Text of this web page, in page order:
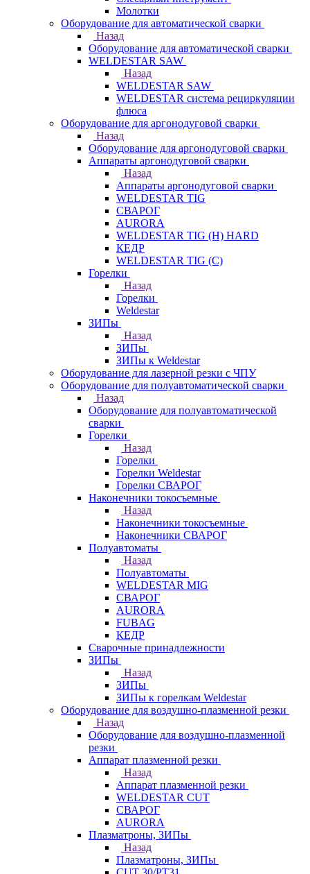
Молотки
Оборудование для автоматической сварки
Назад
Оборудование для автоматической сварки
WELDESTAR SAW
Назад
WELDESTAR SAW
WELDESTAR система рециркуляции
флюса
Оборудование для аргонодуговой сварки
Назад
Оборудование для аргонодуговой сварки
Аппараты аргонодуговой сварки
Назад
Аппараты аргонодуговой сварки
WELDESTAR TIG
СВАРОГ
AURORA
WELDESTAR TIG (H) HARD
КЕДР
WELDESTAR TIG (С)
Горелки
Назад
Горелки
Weldestar
ЗИПы
Назад
ЗИПы
ЗИПы к Weldestar
Оборудование для лазерной резки с ЧПУ
Оборудование для полуавтоматической сварки
Назад
Оборудование для полуавтоматической
сварки
Горелки
Назад
Горелки
Горелки Weldestar
Горелки СВАРОГ
Наконечники токосъемные
Назад
Наконечники токосъемные
Наконечники СВАРОГ
Полуавтоматы
Назад
Полуавтоматы
WELDESTAR MIG
СВАРОГ
AURORA
FUBAG
КЕДР
Сварочные принадлежности
ЗИПы
Назад
ЗИПы
ЗИПы к горелкам Weldestar
Оборудование для воздушно-плазменной резки
Назад
Оборудование для воздушно-плазменной
резки
Аппарат плазменной резки
Назад
Аппарат плазменной резки
WELDESTAR CUT
СВАРОГ
AURORA
Плазматроны, ЗИПы
Назад
Плазматроны, ЗИПы